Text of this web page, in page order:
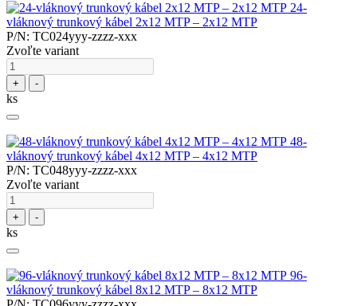
24-
vláknový trunkový kábel 2x12 MTP – 2x12 MTP
P/N: TC024yyy-zzzz-xxx
Zvoľte variant
+ -
ks
48-
vláknový trunkový kábel 4x12 MTP – 4x12 MTP
P/N: TC048yyy-zzzz-xxx
Zvoľte variant
+ -
ks
96-
vláknový trunkový kábel 8x12 MTP – 8x12 MTP